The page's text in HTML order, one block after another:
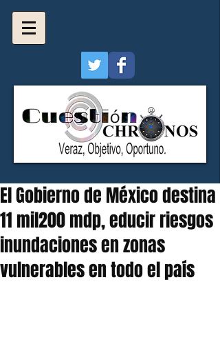
El Gobierno de México destina
11 mil200 mdp, educir riesgos
inundaciones en zonas
vulnerables en todo el país